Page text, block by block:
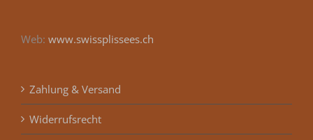
Web: www.swissplissees.ch
Zahlung & Versand
Widerrufsrecht